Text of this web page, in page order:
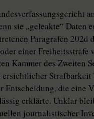
sie „geleakte“ Daten
Paragrafen 202d
einer Freiheitsstrafe
Kammer des Zweiten
ersichtlicher
die eine
erklärte. Unklar
journalistischer